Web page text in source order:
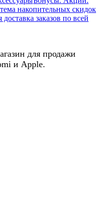
накопительных скидок
заказов по всей
для продажи
и Apple.